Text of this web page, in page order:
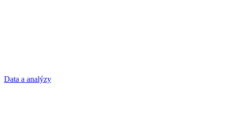
Data a analýzy